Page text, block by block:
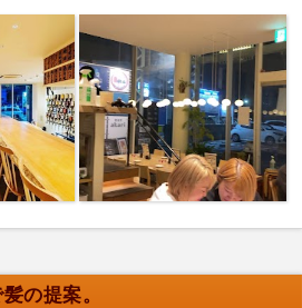
の提案。